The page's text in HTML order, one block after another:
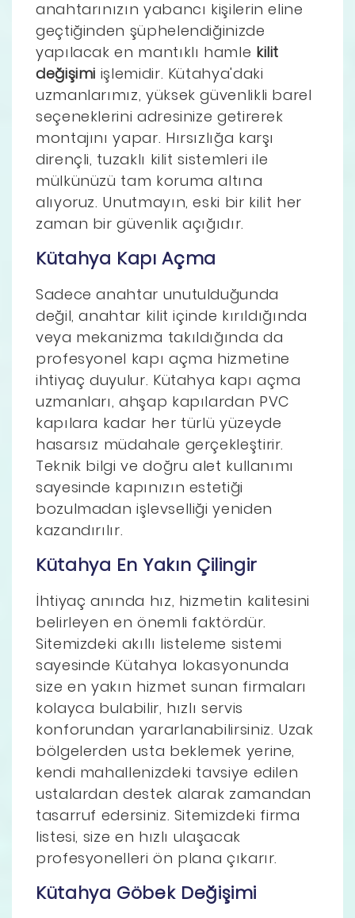
anahtarınızın yabancı kişilerin eline
geçtiğinden şüphelendiğinizde
yapılacak en mantıklı hamle kilit
değişimi işlemidir. Kütahya'daki
uzmanlarımız, yüksek güvenlikli barel
seçeneklerini adresinize getirerek
montajını yapar. Hırsızlığa karşı
dirençli, tuzaklı kilit sistemleri ile
mülkünüzü tam koruma altına
alıyoruz. Unutmayın, eski bir kilit her
zaman bir güvenlik açığıdır.
Kütahya Kapı Açma
Sadece anahtar unutulduğunda
değil, anahtar kilit içinde kırıldığında
veya mekanizma takıldığında da
profesyonel kapı açma hizmetine
ihtiyaç duyulur. Kütahya kapı açma
uzmanları, ahşap kapılardan PVC
kapılara kadar her türlü yüzeyde
hasarsız müdahale gerçekleştirir.
Teknik bilgi ve doğru alet kullanımı
sayesinde kapınızın estetiği
bozulmadan işlevselliği yeniden
kazandırılır.
Kütahya En Yakın Çilingir
İhtiyaç anında hız, hizmetin kalitesini
belirleyen en önemli faktördür.
Sitemizdeki akıllı listeleme sistemi
sayesinde Kütahya lokasyonunda
size en yakın hizmet sunan firmaları
kolayca bulabilir, hızlı servis
konforundan yararlanabilirsiniz. Uzak
bölgelerden usta beklemek yerine,
kendi mahallenizdeki tavsiye edilen
ustalardan destek alarak zamandan
tasarruf edersiniz. Sitemizdeki firma
listesi, size en hızlı ulaşacak
profesyonelleri ön plana çıkarır.
Kütahya Göbek Değişimi